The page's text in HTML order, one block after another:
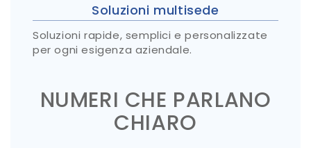
Soluzioni multisede
Soluzioni rapide, semplici e personalizzate
per ogni esigenza aziendale.
NUMERI CHE PARLANO
CHIARO